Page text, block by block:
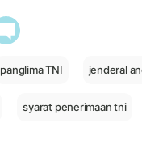
panglima TNI jenderal
syarat penerimaan tni